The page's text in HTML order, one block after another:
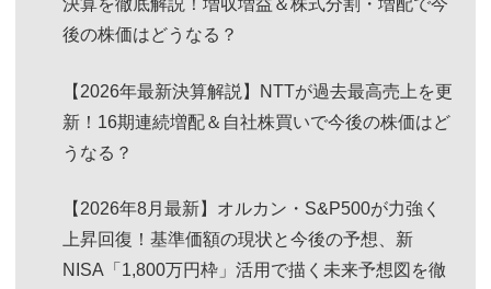
決算を徹底解説！増収増益＆株式分割・増配で今
後の株価はどうなる？
【2026年最新決算解説】NTTが過去最高売上を更
新！16期連続増配＆自社株買いで今後の株価はど
うなる？
【2026年8月最新】オルカン・S&P500が力強く
上昇回復！基準価額の現状と今後の予想、新
NISA「1,800万円枠」活用で描く未来予想図を徹